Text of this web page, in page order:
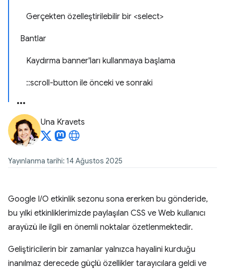
Gerçekten özelleştirilebilir bir <select>
Bantlar
Kaydırma banner'ları kullanmaya başlama
::scroll-button ile önceki ve sonraki
Una Kravets
Yayınlanma tarihi: 14 Ağustos 2025
Google I/O etkinlik sezonu sona ererken bu gönderide,
bu yılki etkinliklerimizde paylaşılan CSS ve Web kullanıcı
arayüzü ile ilgili en önemli noktalar özetlenmektedir.
Geliştiricilerin bir zamanlar yalnızca hayalini kurduğu
inanılmaz derecede güçlü özellikler tarayıcılara geldi ve